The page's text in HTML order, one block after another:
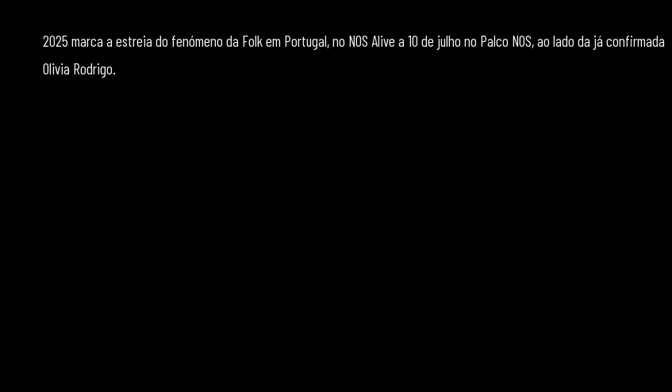
2025 marca a estreia do fenómeno da Folk em Portugal, no NOS Alive a 10 de julho no Palco NOS, ao lado da já confirmada
Olivia Rodrigo.